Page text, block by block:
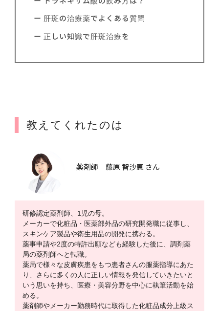
ー 肝斑の治療薬でよくある質問
ー 正しい知識で肝斑治療を
教えてくれたのは
薬剤師 藤原 智沙恵 さん
研修認定薬剤師、1児の母。
メーカーで化粧品・医薬部外品の研究開発職に従事し、
スキンケア製品や衛生用品の開発に携わる。
薬事申請や2度の特許出願なども経験した後に、調剤薬
局の薬剤師へと転職。
薬局で様々な皮膚疾患をもつ患者さんの服薬指導にあた
り、さらに多くの人に正しい情報を発信していきたいと
いう思いを持ち、医療・美容分野を中心に執筆活動を始
める。
薬剤師やメーカー勤務時代に取得した化粧品成分上級ス